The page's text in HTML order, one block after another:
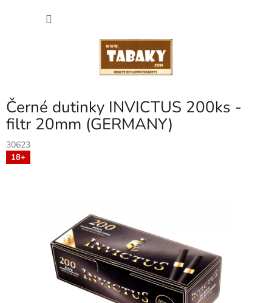
Černé dutinky INVICTUS 200ks -
filtr 20mm (GERMANY)
30623
18+